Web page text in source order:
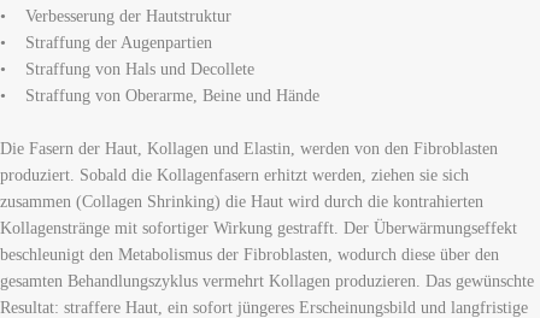
• Verbesserung der Hautstruktur
• Straffung der Augenpartien
• Straffung von Hals und Decollete
• Straffung von Oberarme, Beine und Hände
Die Fasern der Haut, Kollagen und Elastin, werden von den Fibroblasten
produziert. Sobald die Kollagenfasern erhitzt werden, ziehen sie sich
zusammen (Collagen Shrinking) die Haut wird durch die kontrahierten
Kollagenstränge mit sofortiger Wirkung gestrafft. Der Überwärmungseffekt
beschleunigt den Metabolismus der Fibroblasten, wodurch diese über den
gesamten Behandlungszyklus vermehrt Kollagen produzieren. Das gewünschte
Resultat: straffere Haut, ein sofort jüngeres Erscheinungsbild und langfristige